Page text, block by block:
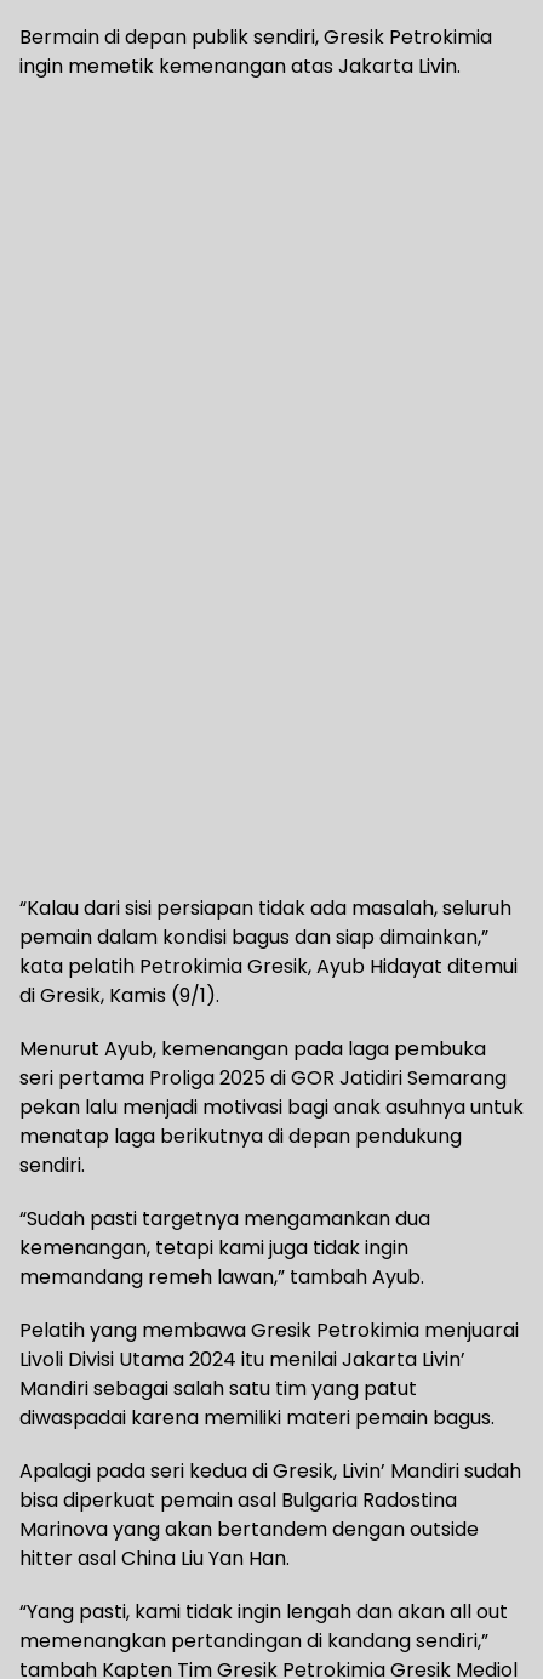
Bermain di depan publik sendiri, Gresik Petrokimia
ingin memetik kemenangan atas Jakarta Livin.
“Kalau dari sisi persiapan tidak ada masalah, seluruh
pemain dalam kondisi bagus dan siap dimainkan,”
kata pelatih Petrokimia Gresik, Ayub Hidayat ditemui
di Gresik, Kamis (9/1).
Menurut Ayub, kemenangan pada laga pembuka
seri pertama Proliga 2025 di GOR Jatidiri Semarang
pekan lalu menjadi motivasi bagi anak asuhnya untuk
menatap laga berikutnya di depan pendukung
sendiri.
“Sudah pasti targetnya mengamankan dua
kemenangan, tetapi kami juga tidak ingin
memandang remeh lawan,” tambah Ayub.
Pelatih yang membawa Gresik Petrokimia menjuarai
Livoli Divisi Utama 2024 itu menilai Jakarta Livin’
Mandiri sebagai salah satu tim yang patut
diwaspadai karena memiliki materi pemain bagus.
Apalagi pada seri kedua di Gresik, Livin’ Mandiri sudah
bisa diperkuat pemain asal Bulgaria Radostina
Marinova yang akan bertandem dengan outside
hitter asal China Liu Yan Han.
“Yang pasti, kami tidak ingin lengah dan akan all out
memenangkan pertandingan di kandang sendiri,”
tambah Kapten Tim Gresik Petrokimia Gresik Mediol